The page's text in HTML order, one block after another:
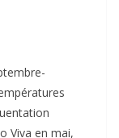
Viva en mai,